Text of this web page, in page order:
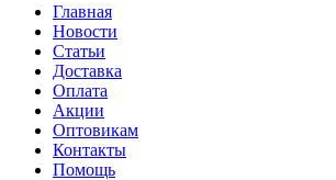
Главная
Новости
Статьи
Доставка
Оплата
Акции
Оптовикам
Контакты
Помощь